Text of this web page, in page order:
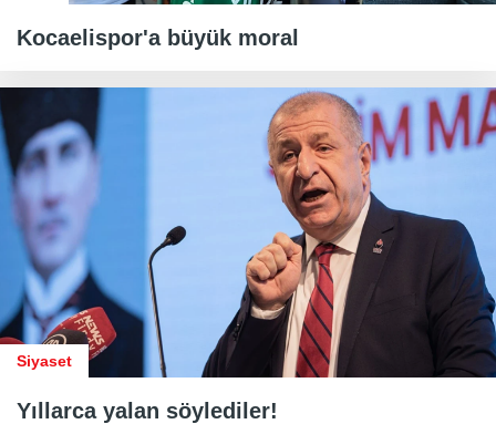
Kocaelispor'a büyük moral
Siyaset
Yıllarca yalan söylediler!